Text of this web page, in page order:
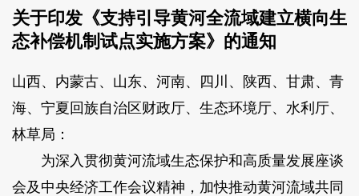
关于印发《支持引导黄河全流域建立横向生
态补偿机制试点实施方案》的通知
山西、内蒙古、山东、河南、四川、陕西、甘肃、青
海、宁夏回族自治区财政厅、生态环境厅、水利厅、
林草局：
为深入贯彻黄河流域生态保护和高质量发展座谈
会及中央经济工作会议精神，加快推动黄河流域共同